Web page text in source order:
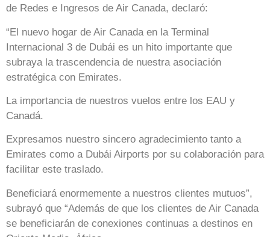
de Redes e Ingresos de Air Canada, declaró:
“El nuevo hogar de Air Canada en la Terminal
Internacional 3 de Dubái es un hito importante que
subraya la trascendencia de nuestra asociación
estratégica con Emirates.
La importancia de nuestros vuelos entre los EAU y
Canadá.
Expresamos nuestro sincero agradecimiento tanto a
Emirates como a Dubái Airports por su colaboración para
facilitar este traslado.
Beneficiará enormemente a nuestros clientes mutuos”,
subrayó que “Además de que los clientes de Air Canada
se beneficiarán de conexiones continuas a destinos en